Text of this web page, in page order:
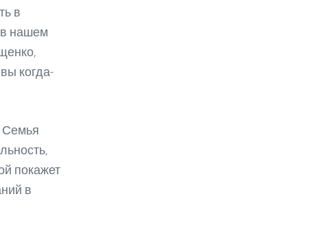
в
в нашем
когда-
Семья
покажет
в